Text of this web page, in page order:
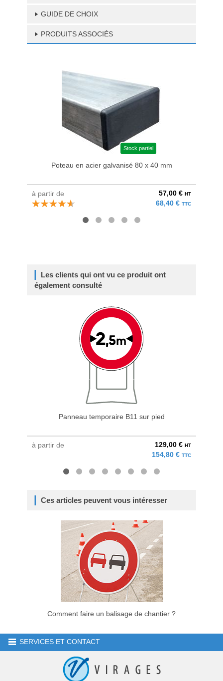
GUIDE DE CHOIX
PRODUITS ASSOCIÉS
Stock partiel
Poteau en acier galvanisé 80 x 40 mm
à partir de 57,00 € HT
68,40 € TTC
Les clients qui ont vu ce produit ont
également consulté
Panneau temporaire B11 sur pied
à partir de 129,00 € HT
154,80 € TTC
Ces articles peuvent vous intéresser
Comment faire un balisage de chantier ?
SERVICES ET CONTACT